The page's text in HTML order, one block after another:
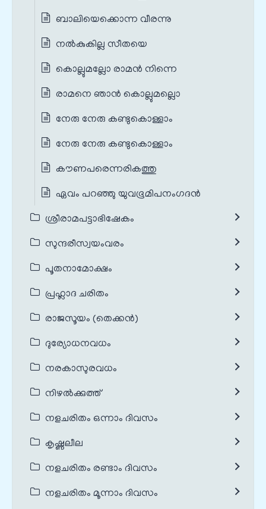
ബാലിയെക്കൊന്ന വീരന്നു
നൽകുകില്ല സീതയെ
കൊല്ലുമല്ലോ രാമൻ നിന്നെ
രാമനെ ഞാൻ കൊല്ലുമല്ലൊ
നേരു നേരു കണ്ടുകൊള്ളാം
നേരു നേരു കണ്ടുകൊള്ളാം
കൗണപരെന്നരികത്തു
ഏവം പറഞ്ഞു യുവഭൂമിപനംഗദൻ
ശ്രീരാമപട്ടാഭിഷേകം
സുന്ദരീസ്വയംവരം
പൂതനാമോക്ഷം
പ്രഹ്ലാദ ചരിതം
രാജസൂയം (തെക്കൻ)
ദുര്യോധനവധം
നരകാസുരവധം
നിഴൽക്കുത്ത്
നളചരിതം ഒന്നാം ദിവസം
കൃഷ്ണലീല
നളചരിതം രണ്ടാം ദിവസം
നളചരിതം മൂന്നാം ദിവസം